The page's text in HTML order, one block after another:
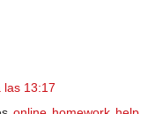
las 13:17